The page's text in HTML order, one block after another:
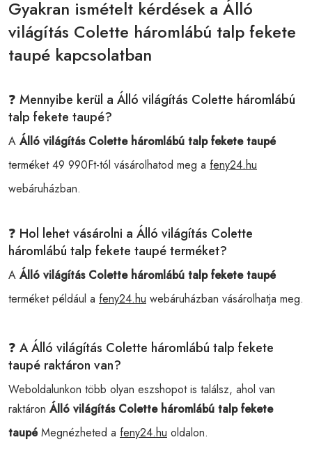
Gyakran ismételt kérdések a Álló
világítás Colette háromlábú talp fekete
taupé kapcsolatban
❓ Mennyibe kerül a Álló világítás Colette háromlábú
talp fekete taupé?
A Álló világítás Colette háromlábú talp fekete taupé
terméket 49 990Ft-tól vásárolhatod meg a feny24.hu
webáruházban.
❓ Hol lehet vásárolni a Álló világítás Colette
háromlábú talp fekete taupé terméket?
A Álló világítás Colette háromlábú talp fekete taupé
terméket például a feny24.hu webáruházban vásárolhatja meg.
❓ A Álló világítás Colette háromlábú talp fekete
taupé raktáron van?
Weboldalunkon több olyan eszshopot is találsz, ahol van
raktáron Álló világítás Colette háromlábú talp fekete
taupéMegnézheted a feny24.hu oldalon.